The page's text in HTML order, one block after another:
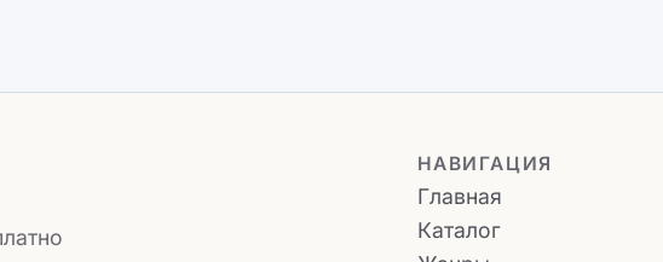
НАВИГАЦИЯ
Главная
Каталог